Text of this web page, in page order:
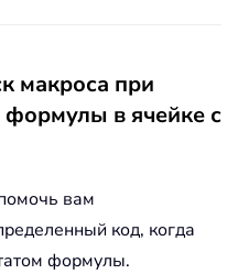
макроса при
формулы в ячейке с
вам
код, когда
формулы.